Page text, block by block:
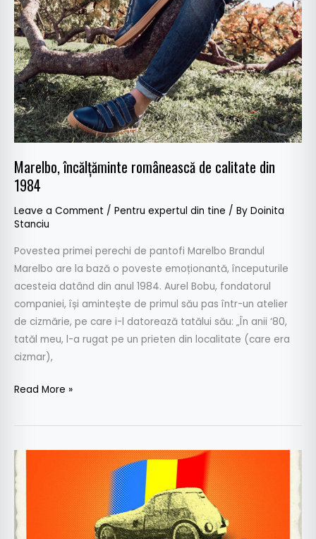
Marelbo, încălțăminte românească de calitate din
1984
Leave a Comment / Pentru expertul din tine / By Doinita
Stanciu
Povestea primei perechi de pantofi Marelbo Brandul
Marelbo are la bază o poveste emoționantă, începuturile
acesteia datând din anul 1984. Aurel Bobu, fondatorul
companiei, își amintește de primul său pas într-un atelier
de cizmărie, pe care i-l datorează tatălui său: „În anii ‘80,
tatăl meu, l-a rugat pe un prieten din localitate (care era
cizmar),
de
calitate
din
1984
Read More »
Fabricat
în
România
–
expoziția